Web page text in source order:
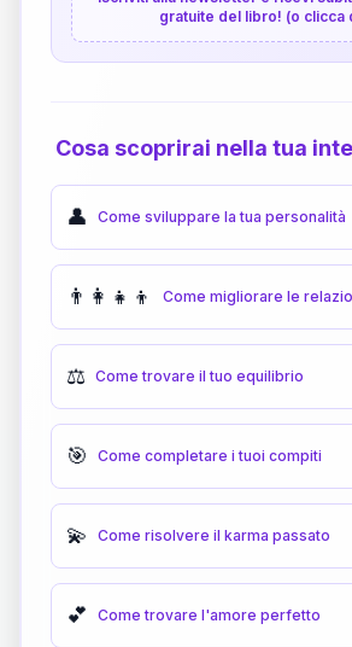
gratuite del libro! (o clicca
Cosa scoprirai nella tua
👤 Come sviluppare la tua personalità
👨‍👩‍👧‍👦 Come migliorare le
⚖️ Come trovare il tuo equilibrio
🎯 Come completare i tuoi compiti
💫 Come risolvere il karma passato
💕 Come trovare l'amore perfetto